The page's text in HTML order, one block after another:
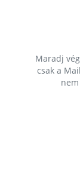
Maradj
csak a